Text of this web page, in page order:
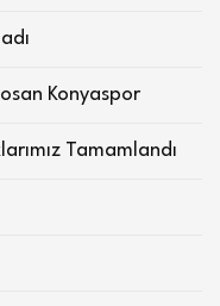
Konyaspor
Tamamlandı